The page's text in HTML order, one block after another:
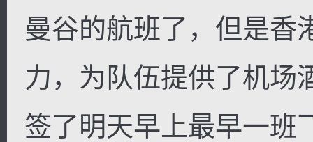
曼谷的航班了，但是香
力，为队伍提供了机场
签了明天早上最早一班